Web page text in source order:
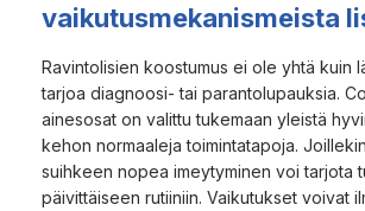
vaikutusmekanismeista
Ravintolisien koostumus ei ole yhtä kuin
tarjoa diagnoosi- tai parantolupauksia.
ainesosat on valittu tukemaan yleistä
kehon normaaleja toimintatapoja.
suihkeen nopea imeytyminen voi tarjota
päivittäiseen rutiiniin. Vaikutukset voivat